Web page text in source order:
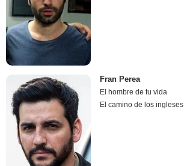
Fran Perea
El hombre de tu vida
El camino de los ingleses